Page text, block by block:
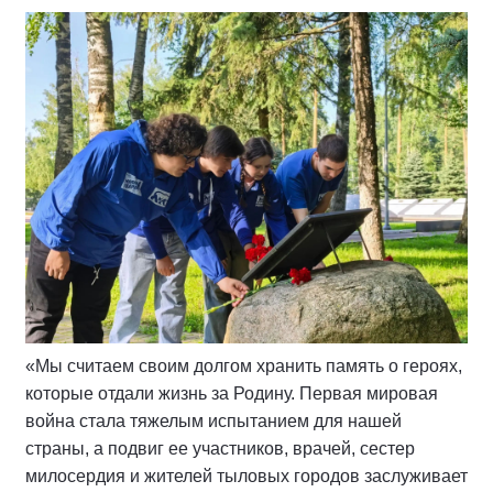
«Мы считаем своим долгом хранить память о героях,
которые отдали жизнь за Родину. Первая мировая
война стала тяжелым испытанием для нашей
страны, а подвиг ее участников, врачей, сестер
милосердия и жителей тыловых городов заслуживает